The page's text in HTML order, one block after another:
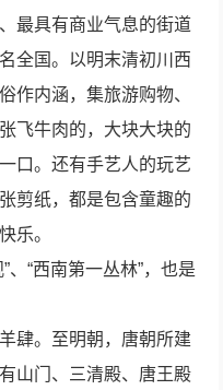
最具有商业气息的街道
全国。以明末清初川西
作内涵，集旅游购物、
飞牛肉的，大块大块的
口。还有手艺人的玩艺
剪纸，都是包含童趣的
乐。
、“西南第一丛林”，也是
肆。至明朝，唐朝所建
山门、三清殿、唐王殿